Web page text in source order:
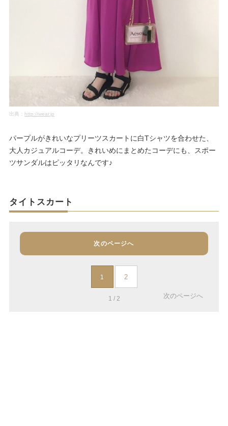
出典： http://wear.jp
パープルがきれいなプリーツスカートに白Tシャツを合わせた、
大人カジュアルコーデ。きれいめにまとめたコーデにも、スポー
ツサンダルはピッタリなんです♪
タイトスカート
次のページへ
1 2
1 / 2 次のページへ